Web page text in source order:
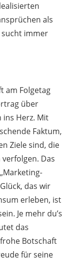
als
sucht immer
am Folgetag
über
Herz. Mit
Faktum,
Ziele sind, die
Das
das wir
erleben, ist
Je mehr du’s
das
Botschaft
für seine